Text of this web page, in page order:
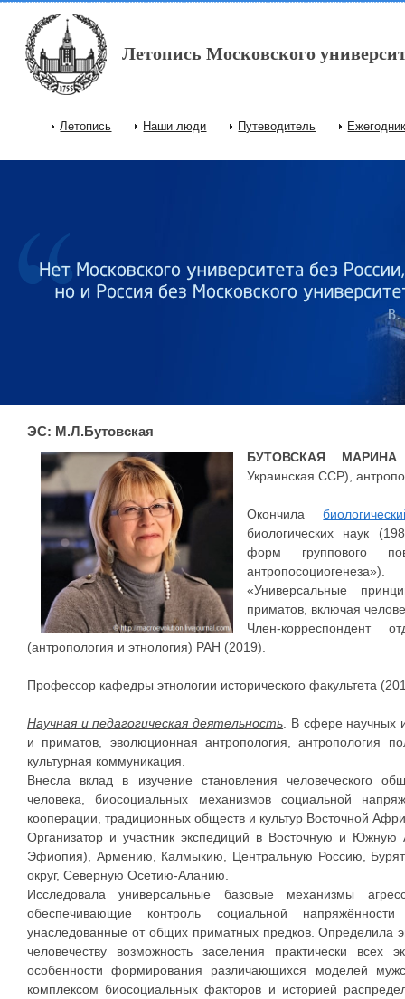
Перейти к основному содержанию
Летопись Московского
Главное меню
Летопись Наши люди Путеводитель
ЭС: М.Л.Бутовская
БУТОВСКАЯ
Украинская ССР),
Окончила
биологических наук
форм группового
«Универсальные
приматов, включая
Член-корреспондент
(антропология и этнология) РАН (2019).
Профессор кафедры этнологии исторического факультета
Научная и педагогическая деятельность . В сфере научных
и приматов, эволюционная антропология, антропология
культурная коммуникация.
Внесла вклад в изучение становления человеческого
человека, биосоциальных механизмов социальной
кооперации, традиционных обществ и культур Восточной
Организатор и участник экспедиций в Восточную и
Эфиопия), Армению, Калмыкию, Центральную Россию,
округ, Северную Осетию-Аланию.
Исследовала универсальные базовые механизмы
обеспечивающие контроль социальной
унаследованные от общих приматных предков. Определила
человечеству возможность заселения практически
особенности формирования различающихся моделей
комплексом биосоциальных факторов и историей